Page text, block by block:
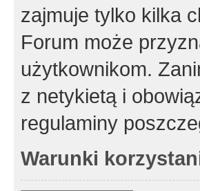
zajmuje tylko kilka
Forum może
użytkownikom.
z netykietą i
regulaminy
Warunki